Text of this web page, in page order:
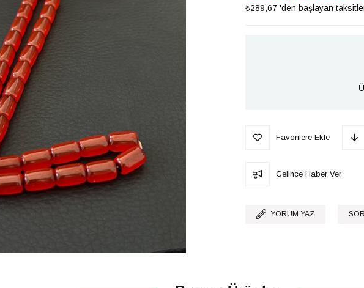
₺289,67 'den başlayan
Favorilere Ekle
Gelince Haber Ver
YORUM YAZ